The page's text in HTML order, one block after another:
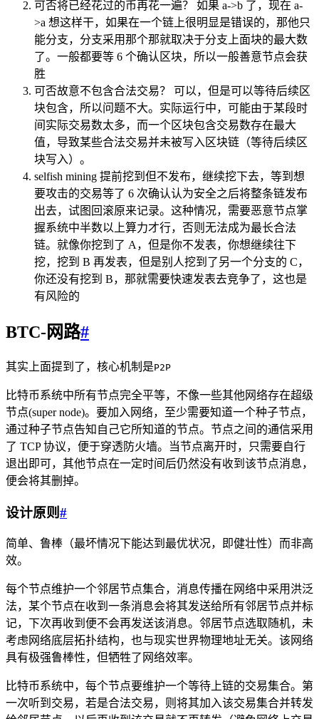
可否将已经花过的币再花一遍？ 如果 a->b 了，现在 a-
>a 想这样干，如果在一个链上很明显是错误的，那他只
能分支，分支采用那个那就取决于分支上面块的最大数
了。一般都要等 6 个确认区块，所以一般善意节点会获
胜
可否故意不包含合法交易？ 可以，但是可以等待后续区
块包含，所以问题不大。实际运行中，可能由于某段时
间实际交易数太多，而一个区块包含交易数存在最大
值，导致某些合法交易并未被写入区块链（等待后续区
块写入）。
selfish mining 提前挖到但不发布，继续挖下去，等到想
要攻击的交易等了 6 次确认认为安全之后将整条链发布
出去，试图回滚原来记录。这种情况，需要恶意节点掌
握系统中半数以上算力才行，否则无法成为最长合法
链。就像你挖到了 A，但是你不发表，你想继续往下
挖，挖到 B 再发表，但是别人挖到了另一个分支的 C，
你还没有挖到 B，那就需要快速发表去竞争了，这也是
有风险的
BTC-网路#
其实上面提到了，核心机制是P2P
比特币系统中所有节点完全平等，不像一些其他网络存在超级
节点(super node)。要加入网络，至少需要知道一个种子节点，
通过种子节点告知自己它所知道的节点。节点之间的通信采用
了 TCP 协议，便于穿透防火墙。当节点离开时，只需要自行
退出即可，其他节点在一定时间后仍然没有收到该节点消息，
便会将其删掉。
设计原则#
简单、鲁棒（最坏情况下能达到最优状况，即健壮性）而非高
效。
每个节点维护一个邻居节点集合，消息传播在网络中采用洪泛
法，某个节点在收到一条消息会将其发送给所有邻居节点并标
记，下次再收到便不会再发送该消息。邻居节点选取随机，未
考虑网络底层拓扑结构，也与现实世界物理地址无关。该网络
具有极强鲁棒性，但牺牲了网络效率。
比特币系统中，每个节点要维护一个等待上链的交易集合。第
一次听到交易，若是合法交易，则将其加入该交易集合并转发